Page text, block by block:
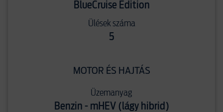
BlueCruise Edition
Ülések száma
5
MOTOR ÉS HAJTÁS
Üzemanyag
Benzin - mHEV (lágy hibrid)